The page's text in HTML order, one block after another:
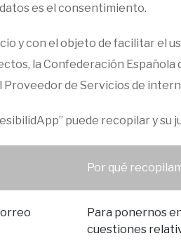
es el consentimiento.
y con el objeto de facilitar el
la Confederación Española
de Servicios de
puede recopilar y su
Por qué
Para ponernos
cuestiones